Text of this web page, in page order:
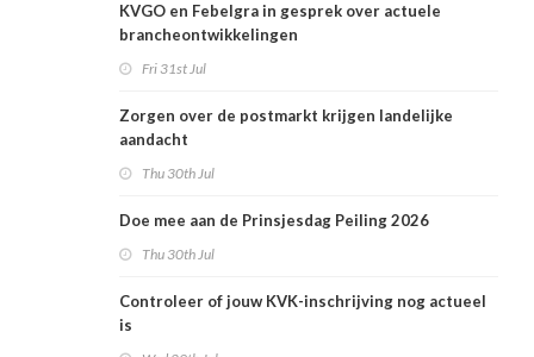
KVGO en Febelgra in gesprek over actuele
brancheontwikkelingen
Fri 31st Jul
Zorgen over de postmarkt krijgen landelijke
aandacht
Thu 30th Jul
Doe mee aan de Prinsjesdag Peiling 2026
Thu 30th Jul
Controleer of jouw KVK-inschrijving nog actueel
is